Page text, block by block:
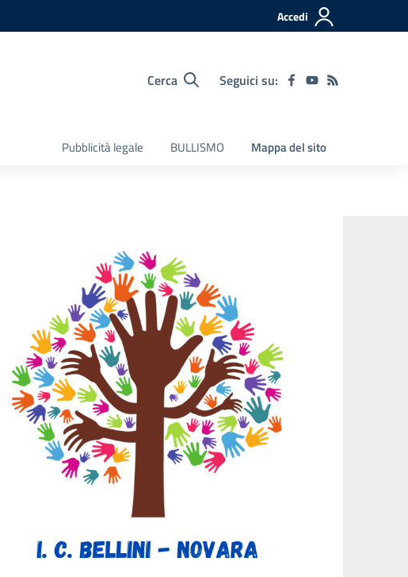
Accedi
Cerca Seguici su:
Pubblicità legale BULLISMO Mappa del sito